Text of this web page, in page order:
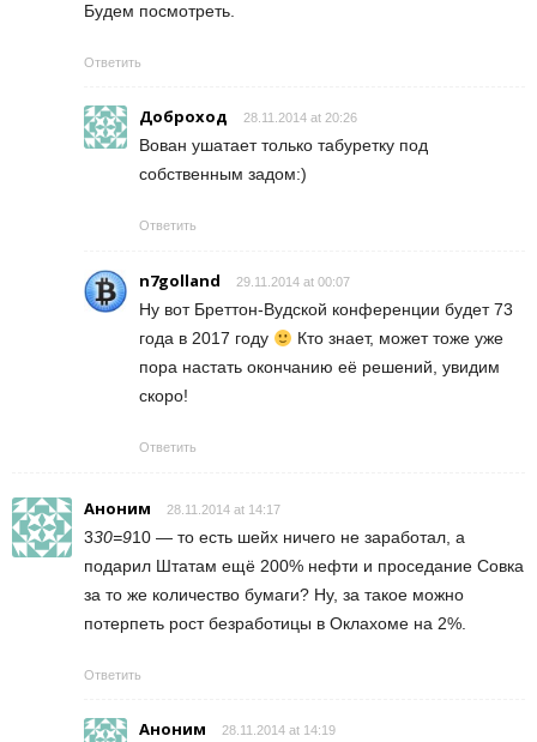
Будем посмотреть.
Ответить
Доброход 28.11.2014 at 20:26
Вован ушатает только табуретку под
собственным задом:)
Ответить
n7golland 29.11.2014 at 00:07
Ну вот Бреттон-Вудской конференции будет 73
года в 2017 году
Кто знает, может тоже уже
пора настать окончанию её решений, увидим
скоро!
Ответить
Аноним 28.11.2014 at 14:17
330=910 — то есть шейх ничего не заработал, а
подарил Штатам ещё 200% нефти и проседание Совка
за то же количество бумаги? Ну, за такое можно
потерпеть рост безработицы в Оклахоме на 2%.
Ответить
Аноним 28.11.2014 at 14:19